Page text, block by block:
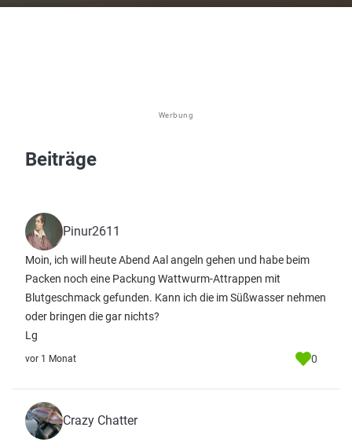
Werbung
Beiträge
Pinur2611
Moin, ich will heute Abend Aal angeln gehen und habe beim
Packen noch eine Packung Wattwurm-Attrappen mit
Blutgeschmack gefunden. Kann ich die im Süßwasser nehmen
oder bringen die gar nichts?
Lg
vor 1 Monat 0
Crazy Chatter